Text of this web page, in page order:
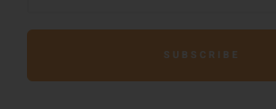
SUBSCRIBE